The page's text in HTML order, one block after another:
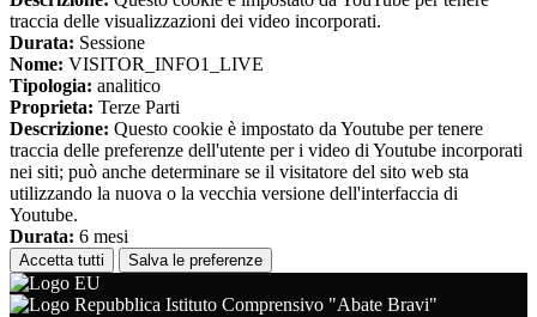
traccia delle visualizzazioni dei video incorporati.
Durata: Sessione
Nome: VISITOR_INFO1_LIVE
Tipologia: analitico
Proprieta: Terze Parti
Descrizione: Questo cookie è impostato da Youtube per tenere
traccia delle preferenze dell'utente per i video di Youtube incorporati
nei siti; può anche determinare se il visitatore del sito web sta
utilizzando la nuova o la vecchia versione dell'interfaccia di
Youtube.
Durata: 6 mesi
Accetta tutti Salva le preferenze
Istituto Comprensivo "Abate Bravi"